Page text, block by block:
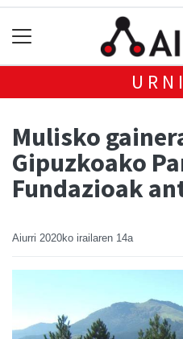
Mulisko
Gipuzkoako
Fundazioak
Aiurri 2020ko irailaren 14a